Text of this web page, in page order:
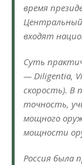
время
входят
Суть
— Diligentia,
скорость). В
точность,
мощного
мощности
Россия была